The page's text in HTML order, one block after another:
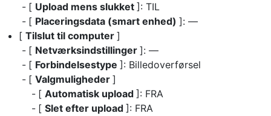
[ Upload mens slukket ]: TIL
[ Placeringsdata (smart enhed) ]: —
[ Tilslut til computer ]
[ Netværksindstillinger ]: —
[ Forbindelsestype ]: Billedoverførsel
[ Valgmuligheder ]
[ Automatisk upload ]: FRA
[ Slet efter upload ]: FRA